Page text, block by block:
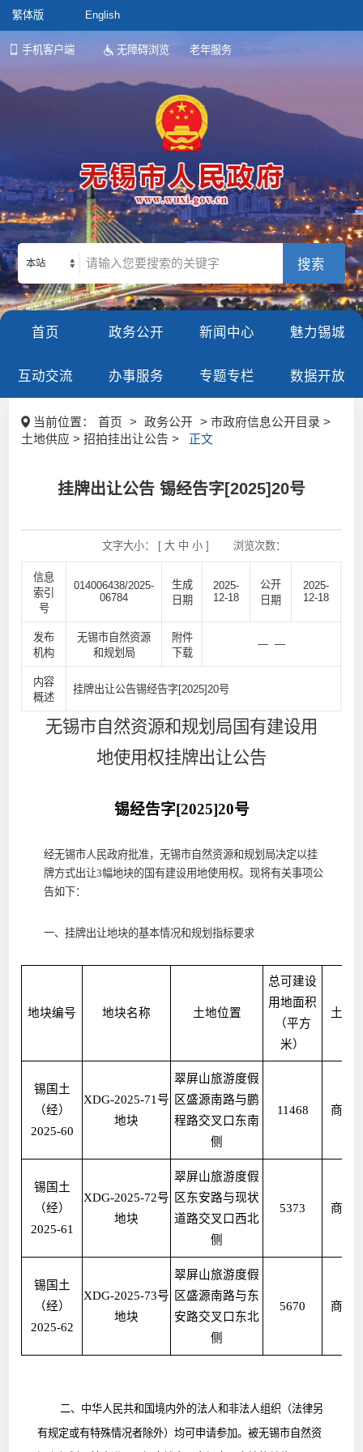
繁体版 English
手机客户端 无障碍浏览 老年服务
本站
首页 政务公开 新闻中心 魅力锡城
互动交流 办事服务 专题专栏 数据开放
当前位置： 首页 > 政务公开
> 市政府信息公开目录 >
土地供应 > 招拍挂出让公告 >
正文
挂牌出让公告 锡经告字[2025]20号
文字大小： [ 大 中 小] 浏览次数：
信息
索引
号
014006438/2025-
06784
生成
日期
2025-
12-18
公开
日期
2025-
12-18
发布
机构
无锡市自然资源
和规划局
附件
下载
— —
内容
概述
挂牌出让公告锡经告字[2025]20号
无锡市自然资源和规划局国有建设用
地使用权挂牌出让公告
锡经告字[2025]20号
经无锡市人民政府批准，无锡市自然资源和规划局决定以挂
牌方式出让3幅地块的国有建设用地使用权。现将有关事项公
告如下：
一、挂牌出让地块的基本情况和规划指标要求
地块编号 地块名称 土地位置
总可建设
用地面积
（平方
米）
土地
锡国土
（经）
2025-60
XDG-2025-71 号
地块
翠屏山旅游度假
区盛源南路与鹏
程路交叉口东南
侧
11468 商业
锡国土
（经）
2025-61
XDG-2025-72号
地块
翠屏山旅游度假
区东安路与现状
道路交叉口西北
侧
5373 商业
锡国土
（经）
2025-62
XDG-2025-73号
地块
翠屏山旅游度假
区盛源南路与东
安路交叉口东北
侧
5670 商业
二、 中华人民共和国境内外的法人和非法人组织（法律另
有规定或有特殊情况者除外）均可申请参加。被无锡市自然资